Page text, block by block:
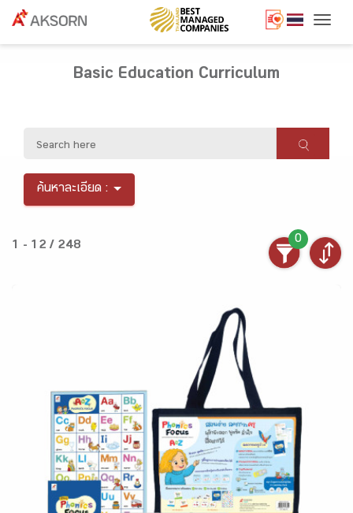
Basic Education Curriculum
ค้นหาละเอียด :
1 - 12 / 248
0